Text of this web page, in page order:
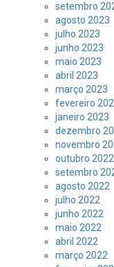
setembro
agosto 2023
julho 2023
junho 2023
maio 2023
abril 2023
março 2023
fevereiro
janeiro 2023
dezembro
novembro
outubro 2022
setembro
agosto 2022
julho 2022
junho 2022
maio 2022
abril 2022
março 2022